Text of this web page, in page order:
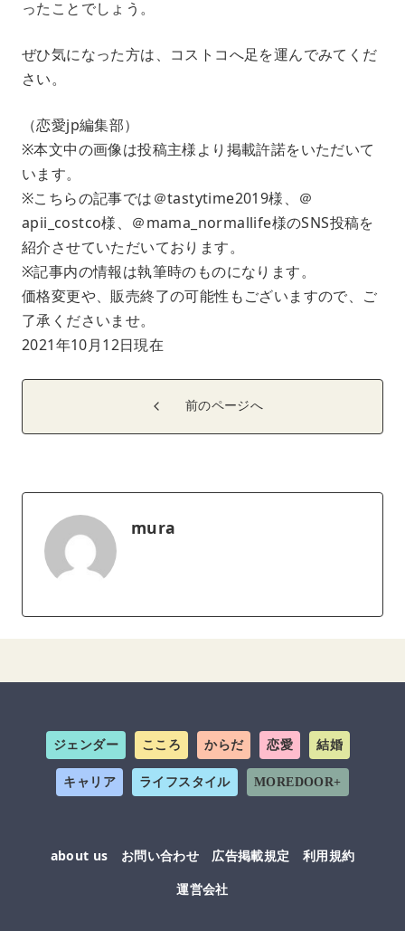
ったことでしょう。
ぜひ気になった方は、コストコへ足を運んでみてくだ
さい。
（恋愛jp編集部）
※本文中の画像は投稿主様より掲載許諾をいただいて
います。
※こちらの記事では＠tastytime2019様、＠
apii_costco様、＠mama_normallife様のSNS投稿を
紹介させていただいております。
※記事内の情報は執筆時のものになります。
価格変更や、販売終了の可能性もございますので、ご
了承くださいませ。
2021年10月12日現在
前のページへ
mura
ジェンダー こころ からだ 恋愛 結婚
キャリア ライフスタイル MOREDOOR+
about us お問い合わせ 広告掲載規定
利用規約
運営会社